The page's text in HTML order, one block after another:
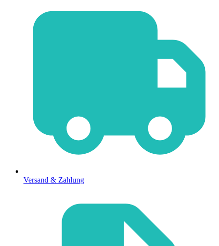
Versand & Zahlung